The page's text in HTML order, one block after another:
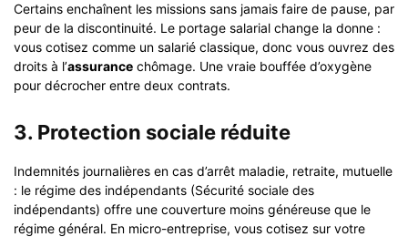
Certains enchaînent les missions sans jamais faire de pause, par
peur de la discontinuité. Le portage salarial change la donne :
vous cotisez comme un salarié classique, donc vous ouvrez des
droits à l’assurance chômage. Une vraie bouffée d’oxygène
pour décrocher entre deux contrats.
3. Protection sociale réduite
Indemnités journalières en cas d’arrêt maladie, retraite, mutuelle
: le régime des indépendants (Sécurité sociale des
indépendants) offre une couverture moins généreuse que le
régime général. En micro-entreprise, vous cotisez sur votre